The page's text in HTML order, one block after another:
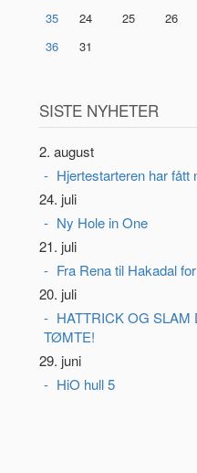
35
24 25 26
36
31
SISTE NYHETER
2. august
Hjertestarteren har fått
24. juli
Ny Hole in One
21. juli
Fra Rena til Hakadal
20. juli
HATTRICK OG
TØMTE!
29. juni
HiO hull 5